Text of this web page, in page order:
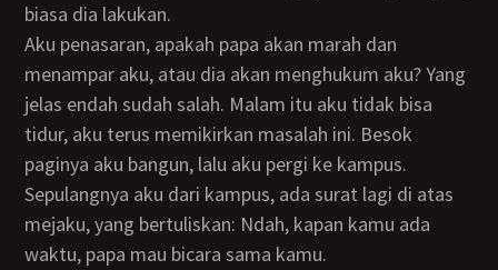
biasa dia lakukan.
Aku penasaran, apakah papa akan marah dan
menampar aku, atau dia akan menghukum aku? Yang
jelas endah sudah salah. Malam itu aku tidak bisa
tidur, aku terus memikirkan masalah ini. Besok
paginya aku bangun, lalu aku pergi ke kampus.
Sepulangnya aku dari kampus, ada surat lagi di atas
mejaku, yang bertuliskan: Ndah, kapan kamu ada
waktu, papa mau bicara sama kamu.